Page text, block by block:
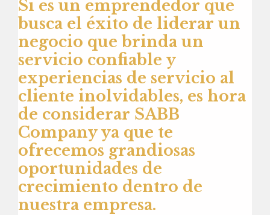
Si es un emprendedor que
busca el éxito de liderar un
negocio que brinda un
servicio confiable y
experiencias de servicio al
cliente inolvidables, es hora
de considerar SABB
Company ya que te
ofrecemos grandiosas
oportunidades de
crecimiento dentro de
nuestra empresa.